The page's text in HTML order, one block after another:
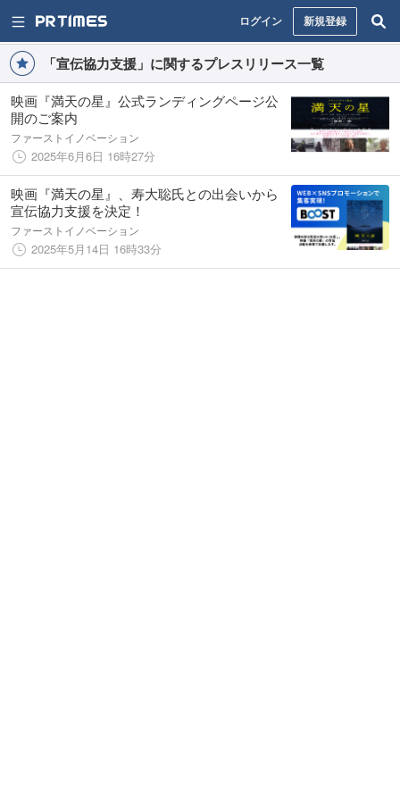
ログイン 新規登録
「宣伝協力支援」に関するプレスリリース一覧
映画『満天の星』公式ランディングページ公
開のご案内
ファーストイノベーション
2025年6月6日 16時27分
映画『満天の星』、寿大聡氏との出会いから
宣伝協力支援を決定！
ファーストイノベーション
2025年5月14日 16時33分